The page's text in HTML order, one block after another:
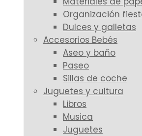
Organización
Dulces y galletas
Accesorios Bebés
Aseo y baño
Paseo
Sillas de coche
Juguetes y cultura
Libros
Musica
Juguetes